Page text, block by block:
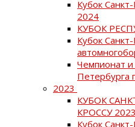
Кубок
2024
КУБОК
Кубок
Чемпионат
Петербурга
2023
КУБОК
КРОССУ 2023
Кубок